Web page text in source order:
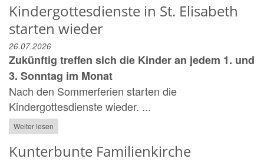
Kindergottesdienste in St. Elisabeth
starten wieder
26.07.2026
Zukünftig treffen sich die Kinder an jedem 1. und
3. Sonntag im Monat
Nach den Sommerferien starten die
Kindergottesdienste wieder. ...
Weiter lesen
Kunterbunte Familienkirche